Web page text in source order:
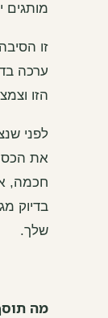
מותגים
זו
ערכה
הזו
לפני
את
חכמה,
בדיוק
שלך.
מה